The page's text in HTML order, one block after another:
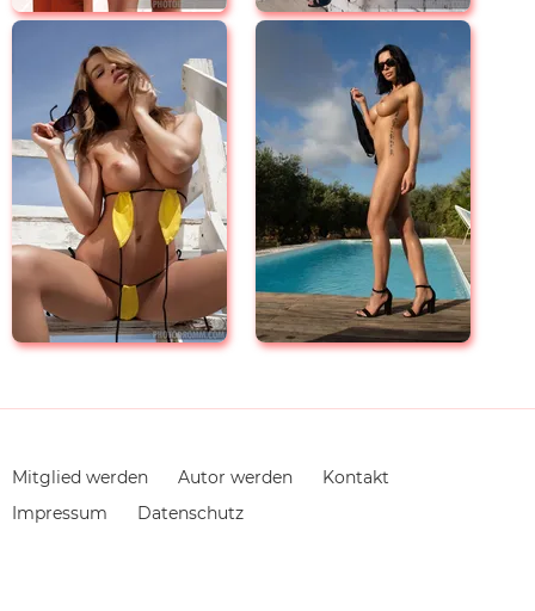
Navigation
überspringen
Mitglied werden Autor werden
Kontakt
Impressum
Datenschutz